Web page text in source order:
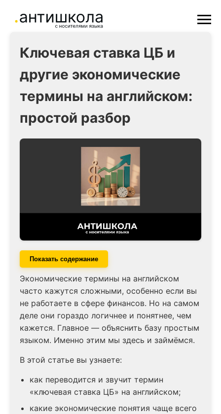
Ключевая ставка ЦБ и
другие экономические
термины на английском:
простой разбор
Показать содержание
Экономические термины на английском
часто кажутся сложными, особенно если вы
не работаете в сфере финансов. Но на самом
деле они гораздо логичнее и понятнее, чем
кажется. Главное — объяснить базу простым
языком. Именно этим мы здесь и займёмся.
В этой статье вы узнаете:
как переводится и звучит термин
«ключевая ставка ЦБ» на английском;
какие экономические понятия чаще всего